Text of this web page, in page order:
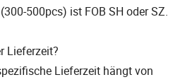
500pcs) ist FOB SH oder SZ.
Lieferzeit?
Lieferzeit hängt von